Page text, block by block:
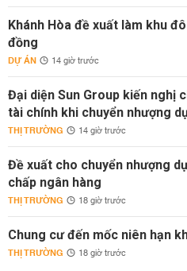
Khánh Hòa đề xuất làm khu
đồng
DỰ ÁN 14 giờ trước
Đại diện Sun Group kiến nghị
tài chính khi chuyển nhượng
THỊ TRƯỜNG 14 giờ trước
Đề xuất cho chuyển nhượng
chấp ngân hàng
THỊ TRƯỜNG 18 giờ trước
Chung cư đến mốc niên hạn
THỊ TRƯỜNG 18 giờ trước